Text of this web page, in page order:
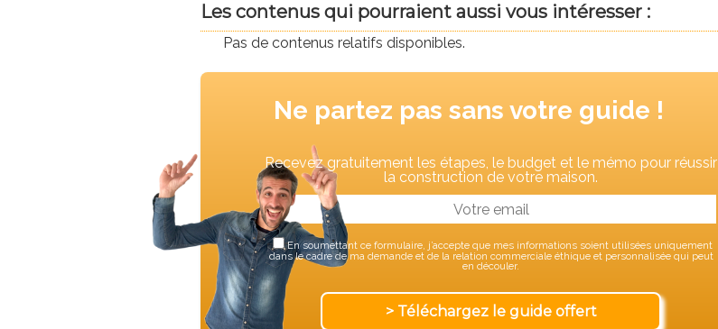
Les contenus qui pourraient aussi vous intéresser :
Pas de contenus relatifs disponibles.
Ne partez pas sans votre guide !
Recevez gratuitement les étapes, le budget et le mémo pour réussir
la construction de votre maison.
En soumettant ce formulaire, j’accepte que mes informations soient utilisées uniquement
dans le cadre de ma demande et de la relation commerciale éthique et personnalisée qui peut
en découler.